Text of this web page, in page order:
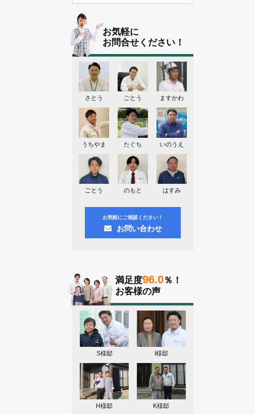
埼玉県熊谷市M様よりお問い合わせ頂
きました。ありがとう御座います！
埼玉県熊谷市S様よりお問い合わせ頂
きました。ありがとう御座います！
群馬県伊勢崎市K様よりお問い合わせ
頂きました。ありがとう御座います！
東京都葛飾区N様よりお問い合わせ頂
2026.08.03
神奈川県川崎市A様よりお問い合わせ
頂きました。ありがとう御座います！
群馬県高崎市E様よりお問い合わせ頂
きました。ありがとう御座います！
2026.08.02
東京都練馬区K様よりお問い合わせ頂
お気軽に
お問合せください！
さとう ごとう ますかわ
うちやま たぐち いのうえ
ごとう のもと はすみ
お気軽にご相談ください！
お問い合わせ
満足度96.0％！
お客様の声
S様邸 I様邸
H様邸 K様邸